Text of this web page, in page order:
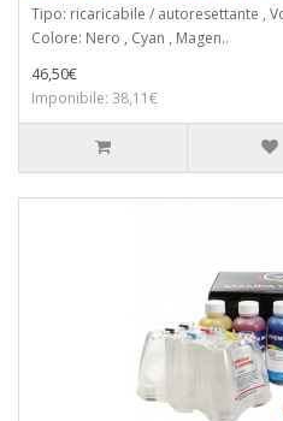
Tipo: ricaricabile / autoresettante ,
Colore: Nero , Cyan , Magen..
46,50€
Imponibile: 38,11€